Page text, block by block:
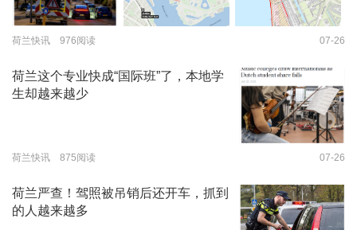
荷兰快讯 976阅读 07-26
荷兰这个专业快成“国际班”了，本地学
生却越来越少
荷兰快讯 875阅读 07-26
荷兰严查！驾照被吊销后还开车，抓到
的人越来越多